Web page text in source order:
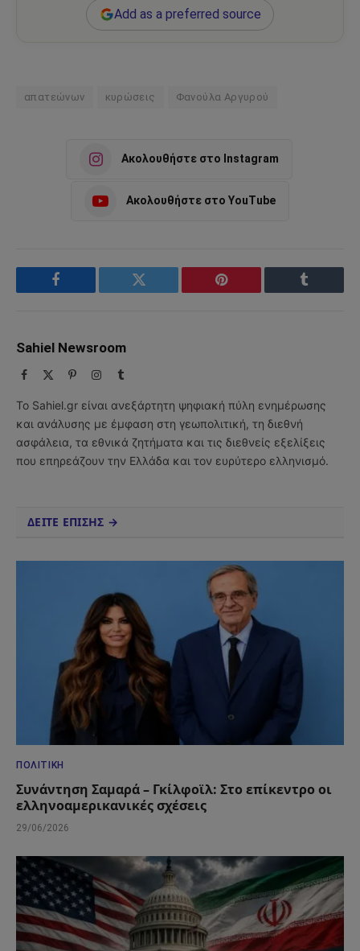
Add as a preferred source
απατεώνων κυρώσεις Φανούλα Αργυρού
Ακολουθήστε στο Instagram
Ακολουθήστε στο YouTube
Facebook Twitter Pinterest Tumblr
Sahiel Newsroom
Facebook PinterestInstagram
Tumblr
Το Sahiel.gr είναι ανεξάρτητη ψηφιακή πύλη ενημέρωσης
και ανάλυσης με έμφαση στη γεωπολιτική, τη διεθνή
ασφάλεια, τα εθνικά ζητήματα και τις διεθνείς εξελίξεις
που επηρεάζουν την Ελλάδα και τον ευρύτερο ελληνισμό.
ΔΕΙΤΕ ΕΠΙΣΗΣ →
ΠΟΛΙΤΙΚΉ
Συνάντηση Σαμαρά – Γκίλφοϊλ: Στο επίκεντρο οι
ελληνοαμερικανικές σχέσεις
29/06/2026